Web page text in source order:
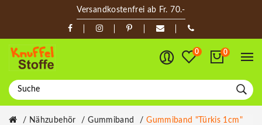
Versandkostenfrei ab Fr. 70.-
0 0
Nähzubehör Gummiband Gummiband "Türkis 1cm"